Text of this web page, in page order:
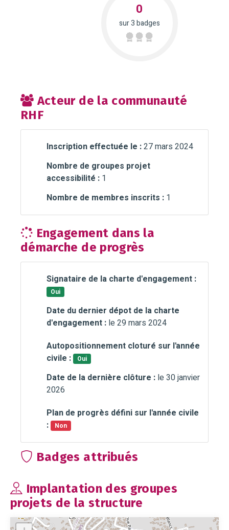
0
sur 3 badges
Acteur de la communauté
RHF
Inscription effectuée le :27 mars 2024
Nombre de groupes projet
accessibilité : 1
Nombre de membres inscrits : 1
Engagement dans la
démarche de progrès
Signataire de la charte d'engagement :
Oui
Date du dernier dépot de la charte
d'engagement : le 29 mars 2024
Autopositionnement cloturé sur l'année
civile :
Oui
Date de la dernière clôture : le 30 janvier
2026
Plan de progrès défini sur l'année civile
:
Non
Badges attribués
Implantation des groupes
projets de la structure